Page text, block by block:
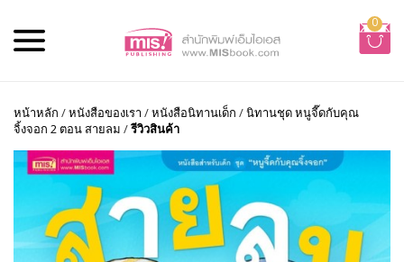
0
หน้าหลัก /หนังสือของเรา /หนังสือนิทานเด็ก /นิทานชุด หนูจี๊ดกับคุณ
จิ้งจอก 2 ตอน สายลม /รีวิวสินค้า